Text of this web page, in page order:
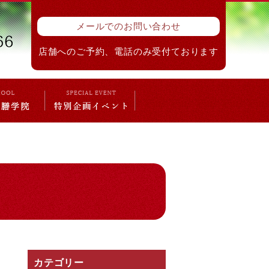
メールでのお問い合わせ
店舗へのご予約、電話のみ受付ております
カテゴリー